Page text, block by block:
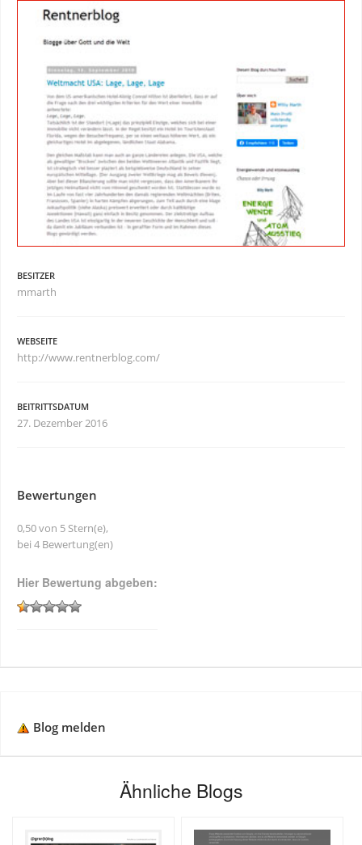
BESITZER
mmarth
WEBSEITE
http://www.rentnerblog.com/
BEITRITTSDATUM
27. Dezember 2016
Bewertungen
0,50 von 5 Stern(e),
bei 4 Bewertung(en)
Hier Bewertung abgeben:
Blog melden
Ähnliche Blogs